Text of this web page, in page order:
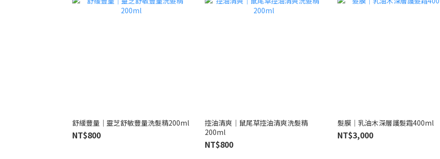
舒緩豐量｜靈芝舒敏豐量洗髮精200ml
NT$800
控油清爽｜鼠尾草控油清爽洗髮精
200ml
NT$800
髮膜｜乳油木深層護髮霜400ml
NT$3,000